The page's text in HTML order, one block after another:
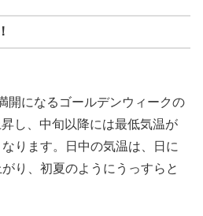
開になるゴールデンウィークの
し、中旬以降には最低気温が
ります。日中の気温は、日に
り、初夏のようにうっすらと